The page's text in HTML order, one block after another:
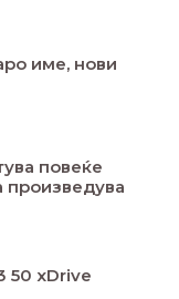
име, нови
повеќе
произведува
50 xDrive